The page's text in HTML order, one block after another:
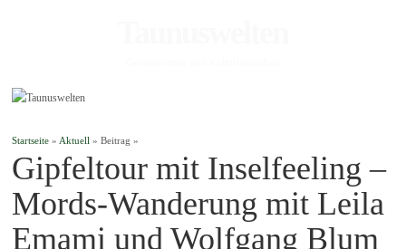
Startseite » Aktuell » Beitrag »
Gipfeltour mit Inselfeeling –
Mords-Wanderung mit Leila
Emami und Wolfgang Blum